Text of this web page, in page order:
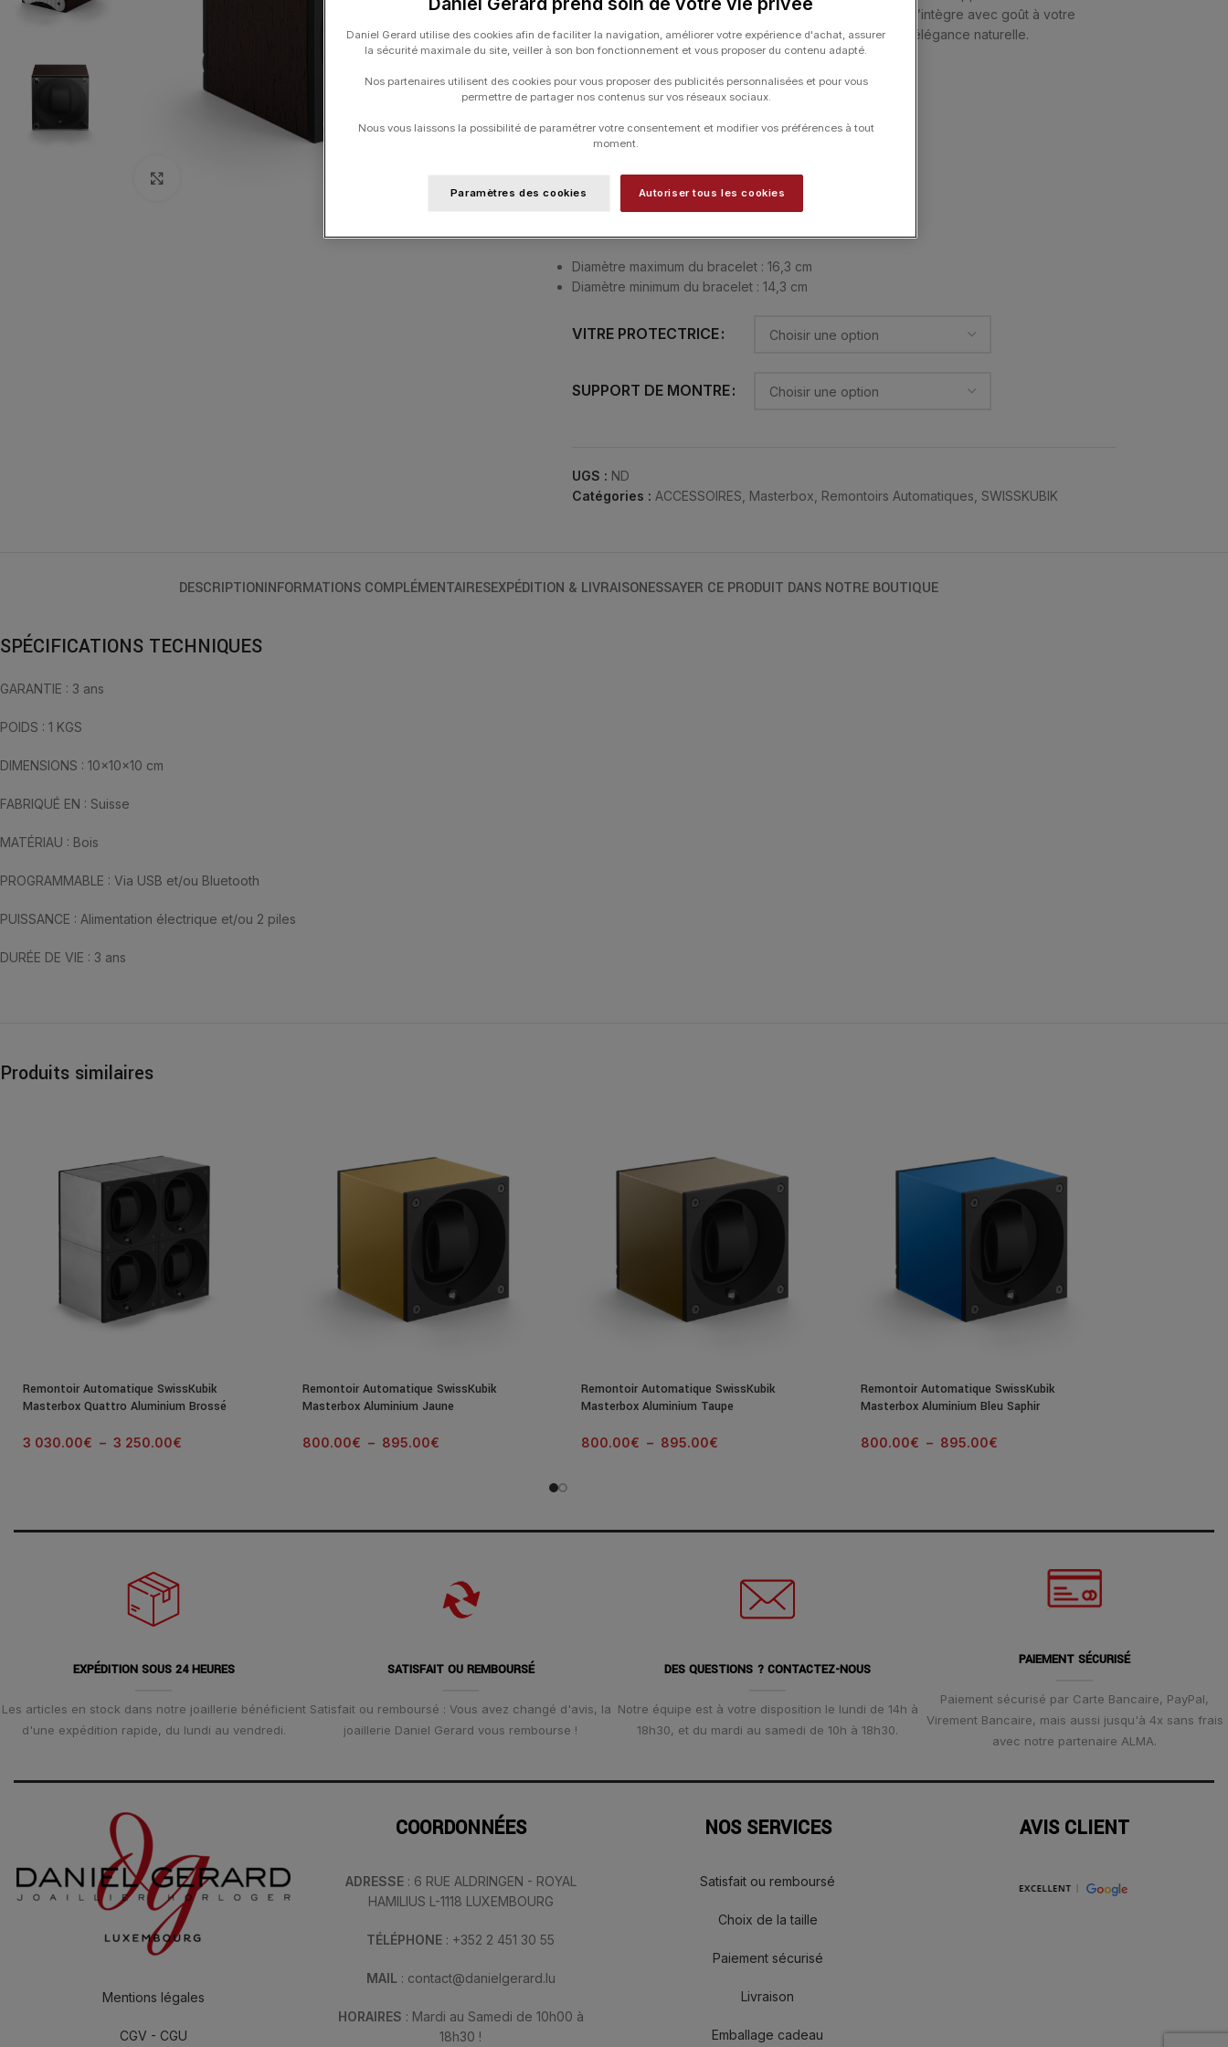
maison. Uni ou dépouillé, clair ou foncé, laqué ou mat, il s’intègre avec goût à votre
intérieur et accueille toutes sortes de montres avec une élégance naturelle.
Diamètre maximum du bracelet : 19,5 cm
Diamètre maximum du bracelet : 16,3 cm
Diamètre minimum du bracelet : 14,3 cm
VITRE PROTECTRICE
SUPPORT DE MONTRE
UGS : ND
Catégories : ACCESSOIRES Masterbox Remontoirs Automatiques SWISSKUBIK
DESCRIPTIONINFORMATIONS COMPLÉMENTAIRESEXPÉDITION & LIVRAISONESSAYER CE PRODUIT DANS NOTRE BOUTIQUE
SPÉCIFICATIONS TECHNIQUES
GARANTIE : 3 ans
POIDS : 1 KGS
DIMENSIONS : 10x10x10 cm
FABRIQUÉ EN : Suisse
MATÉRIAU : Bois
PROGRAMMABLE : Via USB et/ou Bluetooth
PUISSANCE : Alimentation électrique et/ou 2 piles
DURÉE DE VIE : 3 ans
Produits similaires
Remontoir Automatique SwissKubik
Masterbox Quattro Aluminium Brossé
3 030.00€ – 3 250.00€
Remontoir Automatique SwissKubik
Masterbox Aluminium Jaune
800.00€ – 895.00€
Remontoir Automatique SwissKubik
Masterbox Aluminium Taupe
800.00€ – 895.00€
Remontoir Automatique SwissKubik
Masterbox Aluminium Bleu Saphir
800.00€ – 895.00€
EXPÉDITION SOUS 24 HEURES
Les articles en stock dans notre joaillerie bénéficient
d'une expédition rapide, du lundi au vendredi.
SATISFAIT OU REMBOURSÉ
Satisfait ou remboursé : Vous avez changé d'avis, la
joaillerie Daniel Gerard vous rembourse !
DES QUESTIONS ? CONTACTEZ-NOUS
Notre équipe est à votre disposition le lundi de 14h à
18h30, et du mardi au samedi de 10h à 18h30.
PAIEMENT SÉCURISÉ
Paiement sécurisé par Carte Bancaire, PayPal,
Virement Bancaire, mais aussi jusqu'à 4x sans frais
avec notre partenaire ALMA.
Mentions légales
CGV - CGU
COORDONNÉES
ADRESSE: 6 RUE ALDRINGEN - ROYAL
HAMILIUS L-1118 LUXEMBOURG
TÉLÉPHONE : +352 2 451 30 55
MAIL : contact@danielgerard.lu
HORAIRES : Mardi au Samedi de 10h00 à
18h30 !
NOS SERVICES
Satisfait ou remboursé
Choix de la taille
Paiement sécurisé
Livraison
Emballage cadeau
AVIS CLIENT
Daniel Gerard utilise des cookies afin de faciliter la navigation, améliorer votre expérience d'achat, assurer
la sécurité maximale du site, veiller à son bon fonctionnement et vous proposer du contenu adapté.
Nos partenaires utilisent des cookies pour vous proposer des publicités personnalisées et pour vous
permettre de partager nos contenus sur vos réseaux sociaux.
Nous vous laissons la possibilité de paramétrer votre consentement et modifier vos préférences à tout
moment.
Paramètres des cookies Autoriser tous les cookies